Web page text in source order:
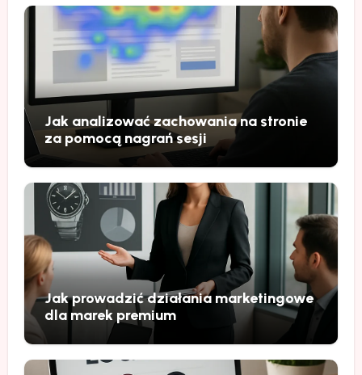
Jak analizować zachowania na stronie
za pomocą nagrań sesji
Jak prowadzić działania marketingowe
dla marek premium